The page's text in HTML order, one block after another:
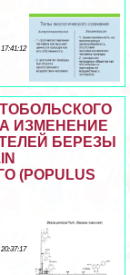
ИЗМЕНЕНИЕ
БЕРЕЗЫ
(POPULUS